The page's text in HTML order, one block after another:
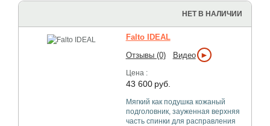
НЕТ В НАЛИЧИИ
Falto IDEAL
Отзывы (0)
Видео ►
Цена :
43 600 руб.
Мягкий как подушка кожаный
подголовник, зауженная верхняя
часть спинки для расправления